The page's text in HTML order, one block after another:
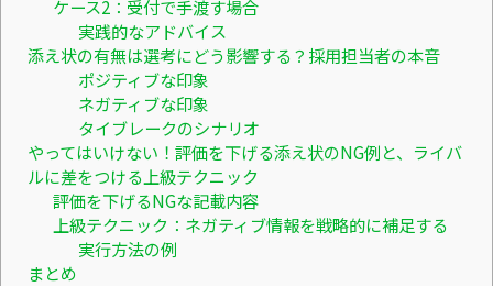
ケース2：受付で手渡す場合
実践的なアドバイス
添え状の有無は選考にどう影響する？採用担当者の本音
ポジティブな印象
ネガティブな印象
タイブレークのシナリオ
やってはいけない！評価を下げる添え状のNG例と、ライバ
ルに差をつける上級テクニック
評価を下げるNGな記載内容
上級テクニック：ネガティブ情報を戦略的に補足する
実行方法の例
まとめ